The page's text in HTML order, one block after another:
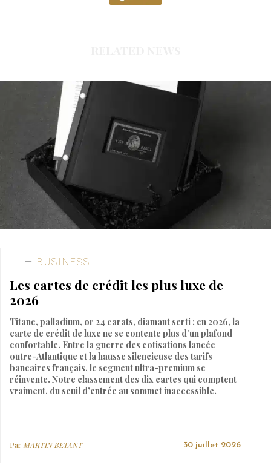
BUSINESS
Les cartes de crédit les plus luxe de
2026
Titane, palladium, or 24 carats, diamant serti : en 2026, la
carte de crédit de luxe ne se contente plus d’un plafond
confortable. Entre la guerre des cotisations lancée
outre-Atlantique et la hausse silencieuse des tarifs
bancaires français, le segment ultra-premium se
réinvente. Notre classement des dix cartes qui comptent
vraiment, du seuil d’entrée au sommet inaccessible.
Par MARTIN BETANT 30 juillet 2026